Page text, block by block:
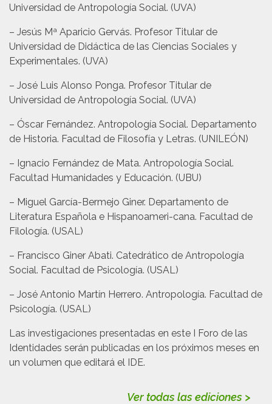
Universidad de Antropología Social. (UVA)
– Jesús Mª Aparicio Gervás. Profesor Titular de
Universidad de Didáctica de las Ciencias Sociales y
Experimentales. (UVA)
– José Luis Alonso Ponga. Profesor Titular de
Universidad de Antropología Social. (UVA)
– Óscar Fernández. Antropología Social. Departamento
de Historia. Facultad de Filosofía y Letras. (UNILEÓN)
– Ignacio Fernández de Mata. Antropología Social.
Facultad Humanidades y Educación. (UBU)
– Miguel García-Bermejo Giner. Departamento de
Literatura Española e Hispanoameri-cana. Facultad de
Filología. (USAL)
– Francisco Giner Abati. Catedrático de Antropología
Social. Facultad de Psicología. (USAL)
– José Antonio Martín Herrero. Antropología. Facultad de
Psicología. (USAL)
Las investigaciones presentadas en este I Foro de las
Identidades serán publicadas en los próximos meses en
un volumen que editará el IDE.
Ver todas las ediciones >